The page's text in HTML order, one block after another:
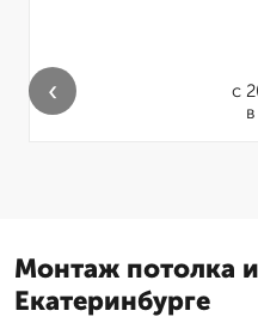
с
‹
Монтаж потолка
Екатеринбурге